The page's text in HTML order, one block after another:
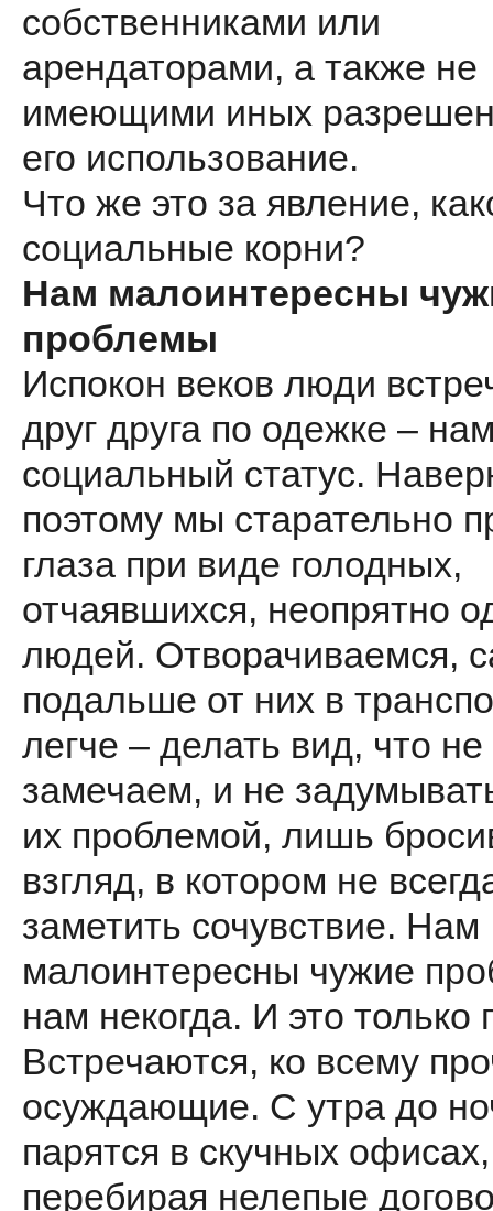
собственниками или
арендаторами, а также не
имеющими иных
его использование.
Что же это за явление,
социальные корни?
Нам малоинтересны
проблемы
Испокон веков люди
друг друга по одежке –
социальный статус.
поэтому мы старательно
глаза при виде голодных,
отчаявшихся, неопрятно
людей. Отворачиваемся,
подальше от них в
легче – делать вид, что не
замечаем, и не
их проблемой, лишь
взгляд, в котором не
заметить сочувствие. Нам
малоинтересны чужие
нам некогда. И это только
Встречаются, ко всему
осуждающие. С утра до
парятся в скучных офисах,
перебирая нелепые